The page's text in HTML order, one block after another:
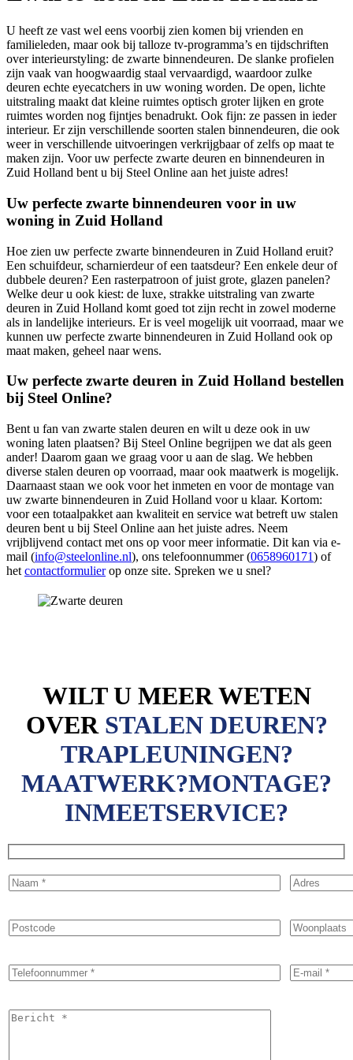
U heeft ze vast wel eens voorbij zien komen bij vrienden en
familieleden, maar ook bij talloze tv-programma’s en tijdschriften
over interieurstyling: de zwarte binnendeuren. De slanke profielen
zijn vaak van hoogwaardig staal vervaardigd, waardoor zulke
deuren echte eyecatchers in uw woning worden. De open, lichte
uitstraling maakt dat kleine ruimtes optisch groter lijken en grote
ruimtes worden nog fijntjes benadrukt. Ook fijn: ze passen in ieder
interieur. Er zijn verschillende soorten stalen binnendeuren, die ook
weer in verschillende uitvoeringen verkrijgbaar of zelfs op maat te
maken zijn. Voor uw perfecte zwarte deuren en binnendeuren in
Zuid Holland bent u bij Steel Online aan het juiste adres!
Uw perfecte zwarte binnendeuren voor in uw
woning in Zuid Holland
Hoe zien uw perfecte zwarte binnendeuren in Zuid Holland eruit?
Een schuifdeur, scharnierdeur of een taatsdeur? Een enkele deur of
dubbele deuren? Een rasterpatroon of juist grote, glazen panelen?
Welke deur u ook kiest: de luxe, strakke uitstraling van zwarte
deuren in Zuid Holland komt goed tot zijn recht in zowel moderne
als in landelijke interieurs. Er is veel mogelijk uit voorraad, maar we
kunnen uw perfecte zwarte binnendeuren in Zuid Holland ook op
maat maken, geheel naar wens.
Uw perfecte zwarte deuren in Zuid Holland bestellen
bij Steel Online?
Bent u fan van zwarte stalen deuren en wilt u deze ook in uw
woning laten plaatsen? Bij Steel Online begrijpen we dat als geen
ander! Daarom gaan we graag voor u aan de slag. We hebben
diverse stalen deuren op voorraad, maar ook maatwerk is mogelijk.
Daarnaast staan we ook voor het inmeten en voor de montage van
uw zwarte binnendeuren in Zuid Holland voor u klaar. Kortom:
voor een totaalpakket aan kwaliteit en service wat betreft uw stalen
deuren bent u bij Steel Online aan het juiste adres. Neem
vrijblijvend contact met ons op voor meer informatie. Dit kan via e-
mail (info@steelonline.nl), ons telefoonnummer (0658960171) of
het contactformulierop onze site. Spreken we u snel?
WILT U MEER WETEN
OVER STALEN DEUREN?
TRAPLEUNINGEN?
MAATWERK?MONTAGE?
INMEETSERVICE?